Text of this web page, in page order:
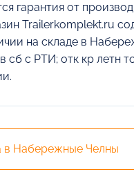
гарантия от
Trailerkomplekt.ru
на складе в
сб с РТИ; отк кр летн
в Набережные Челны